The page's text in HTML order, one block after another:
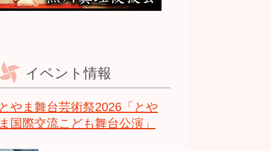
イベント情報
やま舞台芸術祭2026「とや
国際交流こども舞台公演」